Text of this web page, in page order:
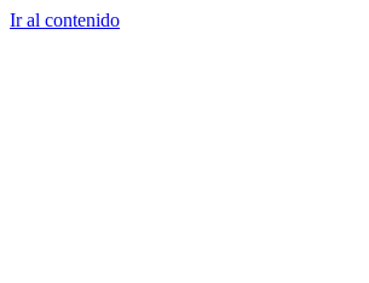
Ir al contenido